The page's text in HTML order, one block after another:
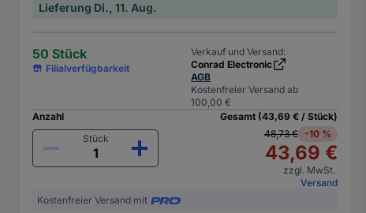
Lieferung Di., 11. Aug.
50 Stück
Filialverfügbarkeit
Verkauf und Versand:
Conrad Electronic
AGB
Kostenfreier Versand ab
100,00 €
Anzahl
Stück
Gesamt (43,69 € / Stück)
48,73 €
-10 %
43,69 €
zzgl. MwSt.
Versand
Kostenfreier Versand mit